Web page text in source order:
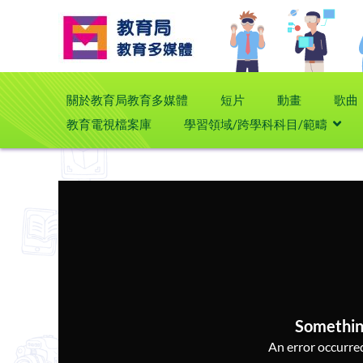
關於教育局教育多媒體 短片 動畫
歌曲
教育電視檔案庫
學習領域/跨學科科目/範疇
An error